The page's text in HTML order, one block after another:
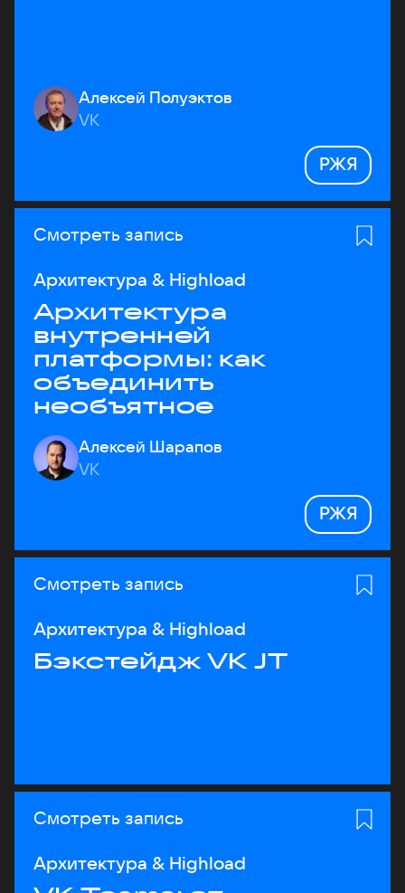
Алексей Полуэктов
VK
РЖЯ
Смотреть запись
Архитектура & Highload
Архитектура
внутренней
платформы: как
объединить
необъятное
Алексей Шарапов
VK
РЖЯ
Смотреть запись
Архитектура & Highload
Бэкстейдж VK JT
Смотреть запись
Архитектура & Highload